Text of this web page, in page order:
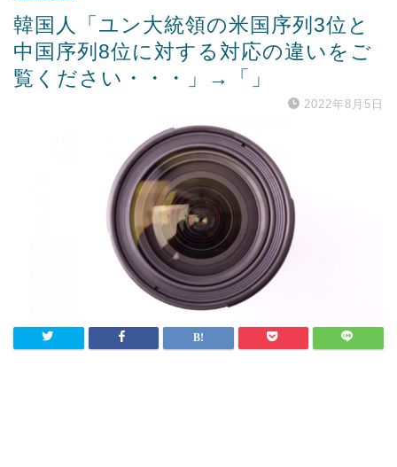
Powered by livedoor 相互RSS
韓国人「ユン大統領の米国序列3位と
中国序列8位に対する対応の違いをご
覧ください・・・」→「」
2022年8月5日